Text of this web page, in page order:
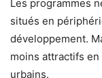
Les programmes
situés en
développement.
moins attractifs
urbains.